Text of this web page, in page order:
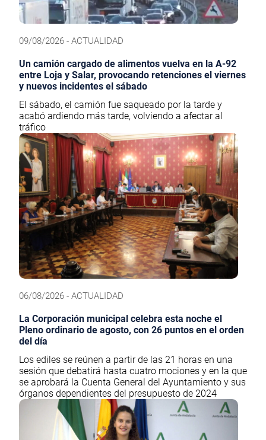
09/08/2026 - ACTUALIDAD
Un camión cargado de alimentos vuelva en la A-92
entre Loja y Salar, provocando retenciones el viernes
y nuevos incidentes el sábado
El sábado, el camión fue saqueado por la tarde y
acabó ardiendo más tarde, volviendo a afectar al
tráfico
06/08/2026 - ACTUALIDAD
La Corporación municipal celebra esta noche el
Pleno ordinario de agosto, con 26 puntos en el orden
del día
Los ediles se reúnen a partir de las 21 horas en una
sesión que debatirá hasta cuatro mociones y en la que
se aprobará la Cuenta General del Ayuntamiento y sus
órganos dependientes del presupuesto de 2024